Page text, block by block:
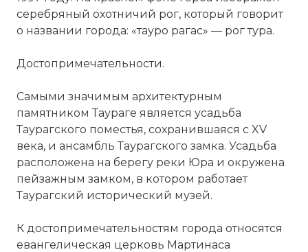
серебряный охотничий рог, который говорит
о названии города: «тауро рагас» — рогтура.
Достопримечательности.
Самыми значимым архитектурным
памятником Таураге является усадьба
Таурагского поместья, сохранившаяся с XV
века, и ансамбль Таурагского замка. Усадьба
расположена на берегу реки Юра и окружена
пейзажным замком, в котором работает
Таурагский исторический музей.
К достопримечательностям города относятся
евангелическая церковь Мартинаса